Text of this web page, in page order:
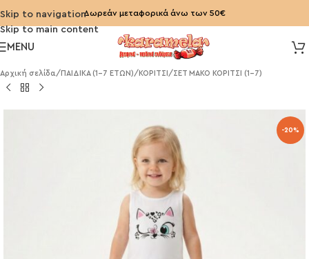
Skip to navigation
Skip to main content
Δωρεάν μεταφορικά άνω των 50€
MENU
Αρχική σελίδα/ ΠΑΙΔΙΚΑ (1-7 ΕΤΩΝ)/ ΚΟΡΙΤΣΙ /ΣΕΤ ΜΑΚΟ ΚΟΡΙΤΣΙ (1-7)
-20%